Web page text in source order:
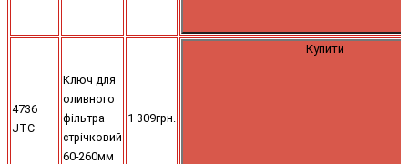
4736
JTC
Ключ для
оливного
фільтра
стрічковий
60-260мм
1 309грн.
Купити